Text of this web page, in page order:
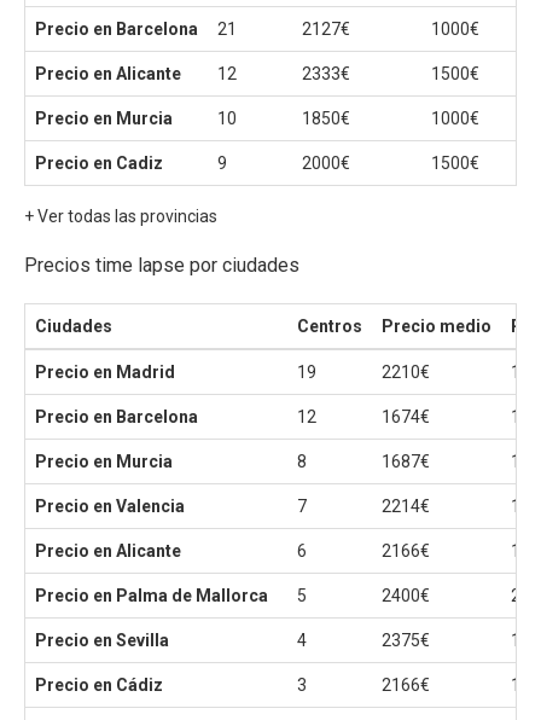
Precio en Barcelona 21 2127€ 1000€
Precio en Alicante 12 2333€ 1500€
Precio en Murcia 10 1850€ 1000€
Precio en Cadiz 9 2000€ 1500€
+ Ver todas las provincias
Precios time lapse por ciudades
Ciudades Centros Precio medio
Precio en Madrid 19 2210€
Precio en Barcelona 12 1674€
Precio en Murcia 8 1687€
Precio en Valencia 7 2214€
Precio en Alicante 6 2166€
Precio en Palma de Mallorca 5 2400€
Precio en Sevilla 4 2375€
Precio en Cádiz 3 2166€